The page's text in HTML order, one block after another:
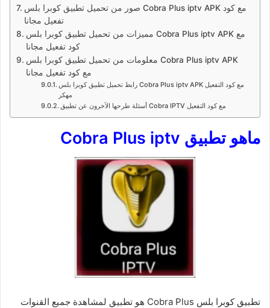
صور من تحميل تطبيق كوبرا بلس Cobra Plus iptv APK مع كود
تفعيل مجانا
مميزات من تحميل تطبيق كوبرا بلس Cobra Plus iptv APK مع
كود تفعيل مجانا
معلومات من تحميل تطبيق كوبرا بلس Cobra Plus iptv APK
مع كود تفعيل مجانا
رابط تحميل تطبيق كوبرا بلس Cobra Plus iptv APK مع كود التفعيل
مهكر
أسئلة طرحها الآخرون عن تطبيق Cobra IPTV مع كود التفعيل
ماهو تطبيق Cobra Plus iptv
تطبيق كوبرا بلس Cobra Plus هو تطبيق لمشاهدة جميع القنوات